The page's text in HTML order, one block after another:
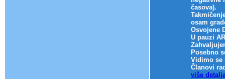
časova).
osam
Osvojene
U pauzi
Posebno
Vidimo se
Članovi
više